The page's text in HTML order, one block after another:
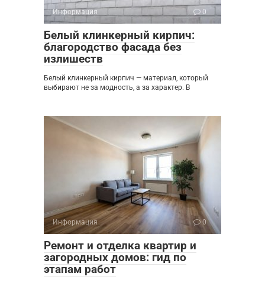
Информация 0
Белый клинкерный кирпич:
благородство фасада без
излишеств
Белый клинкерный кирпич — материал, который
выбирают не за модность, а за характер. В
Информация 0
Ремонт и отделка квартир и
загородных домов: гид по
этапам работ